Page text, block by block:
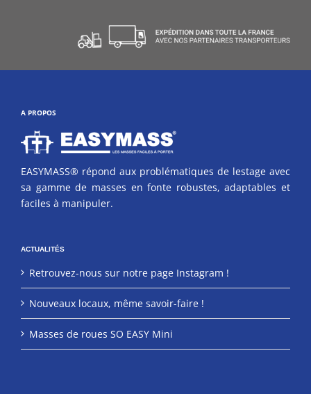
A PROPOS
EASYMASS® répond aux problématiques de lestage avec
sa gamme de masses en fonte robustes, adaptables et
faciles à manipuler.
ACTUALITÉS
Retrouvez-nous sur notre page Instagram !
Nouveaux locaux, même savoir-faire !
Masses de roues SO EASY Mini